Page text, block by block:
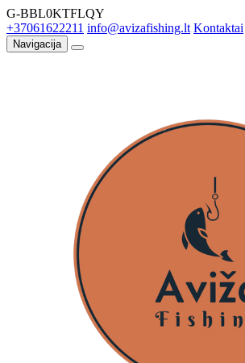
G-BBL0KTFLQY
+37061622211 info@avizafishing.lt Kontaktai
Navigacija